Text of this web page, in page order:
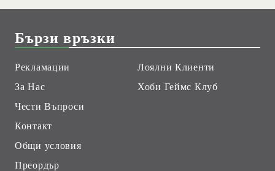
Бързи връзки
Рекламации
За Нас
Чести Въпроси
Контакт
Общи условия
Преордър
Лоялни Клиенти
Хоби Геймс Клуб